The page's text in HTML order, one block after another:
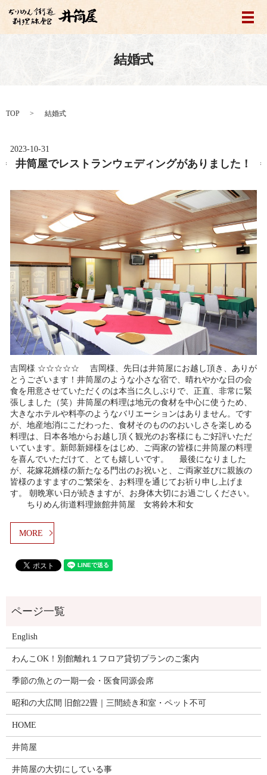
メ
結婚式
TOP 結婚式
2023-10-31
井筒屋でレストランウェディングがありました！
吉岡様 ☆☆☆☆☆ 吉岡様、先日は井筒屋にお越し頂き、ありが
とうございます！井筒屋のような小さな宿で、晴れやかな日の会
食を用意させていただくのは本当に久しぶりで、正直、非常に緊
張しました（笑）井筒屋の料理は地元の食材を中心に使うため、
大きなホテルや料亭のようなバリエーションはありません。です
が、地産地消にこだわった、食材そのもののおいしさを楽しめる
料理は、日本各地からお越し頂く観光のお客様にもご好評いただ
いています。新郎新婦様をはじめ、ご両家の皆様に井筒屋の料理
を喜んでいただけて、とても嬉しいです。 最後になりました
が、花嫁花婿様の新たなる門出のお祝いと、ご両家並びに親族の
皆様のますますのご繁栄を、お料理を通じてお祈り申し上げま
す。 朝晩寒い日が続きますが、お身体大切にお過ごしください。
ちりめん街道料理旅館井筒屋 女将鈴木和女
MORE
English
わんこOK！別館離れ１フロア貸切プランのご案内
季節の魚との一期一会・医食同源会席
昭和の大広間 旧館22畳｜三間続き和室・ペット不可
HOME
井筒屋
井筒屋の大切にしている事